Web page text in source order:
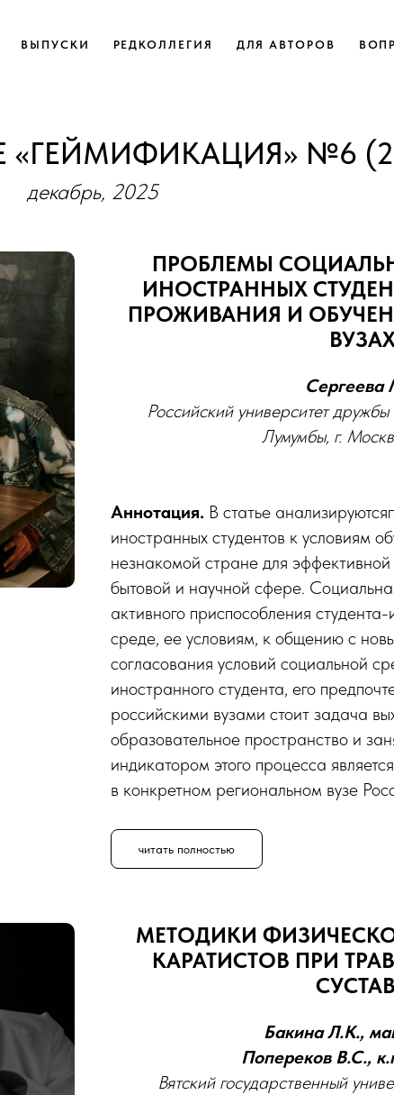
ВЫПУСКИ РЕДКОЛЛЕГИЯ ДЛЯ АВТОРОВ
«ГЕЙМИФИКАЦИЯ» №6
декабрь, 2025
ПРОБЛЕМЫ
ИНОСТРАННЫХ
ПРОЖИВАНИЯ И
Сергеева
Российский университет
Лумумбы, г.
Аннотация. В статье
иностранных студентов к условиям
незнакомой стране для
бытовой и научной сфере.
активного приспособления
среде, ее условиям, к общению с
согласования условий социальной
иностранного студента, его
российскими вузами стоит задача
образовательное пространство и
индикатором этого процесса
в конкретном региональном вузе
читать полностью
МЕТОДИКИ
КАРАТИСТОВ ПРИ
Бакина Л.К.,
Попереков В.С.,
Вятский государственный